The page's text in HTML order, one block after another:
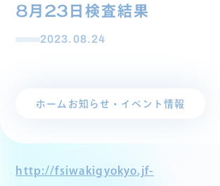
8月23日検査結果
2023.08.24
ホーム お知らせ・イベント情報
http://fsiwakigyokyo.jf-